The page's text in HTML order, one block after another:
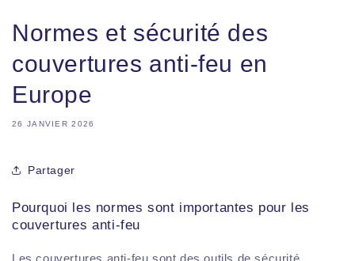
Normes et sécurité des
couvertures anti-feu en
Europe
26 JANVIER 2026
Partager
Pourquoi les normes sont importantes pour les
couvertures anti-feu
Les couvertures anti-feu sont des outils de sécurité